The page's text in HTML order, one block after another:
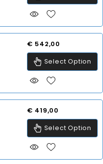
Prijs
€ 542,00
Select Option
Prijs
€ 419,00
Select Option